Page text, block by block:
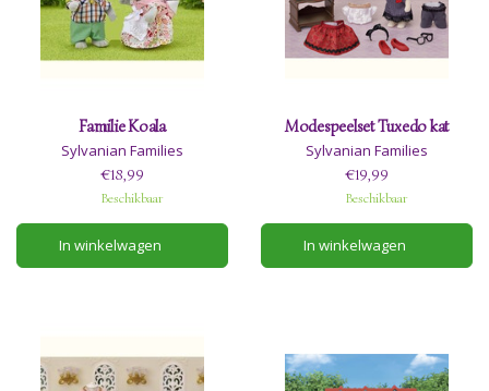
Familie Koala
Sylvanian Families
€18,99
Beschikbaar
In winkelwagen
Modespeelset Tuxedo kat
Sylvanian Families
€19,99
Beschikbaar
In winkelwagen